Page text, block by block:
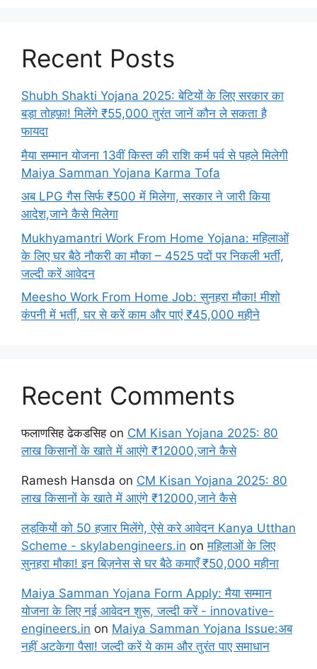
Recent Posts
Shubh Shakti Yojana 2025: बेटियों के लिए सरकार का
बड़ा तोहफ़ा! मिलेंगे ₹55,000 तुरंत जानें कौन ले सकता है
फायदा
मैया सम्मान योजना 13वीं किस्त की राशि कर्म पर्व से पहले मिलेगी
Maiya Samman Yojana Karma Tofa
अब LPG गैस सिर्फ ₹500 में मिलेगा, सरकार ने जारी किया
आदेश,जाने कैसे मिलेगा
Mukhyamantri Work From Home Yojana: महिलाओं
के लिए घर बैठे नौकरी का मौका – 4525 पदों पर निकली भर्ती,
जल्दी करें आवेदन
Meesho Work From Home Job: सुनहरा मौका! मीशो
कंपनी में भर्ती, घर से करें काम और पाएं ₹45,000 महीने
Recent Comments
फलाणसिह ढेकडसिहon CM Kisan Yojana 2025: 80
लाख किसानों के खाते में आएंगे ₹12000,जाने कैसे
Ramesh Hansda on CM Kisan Yojana 2025: 80
लाख किसानों के खाते में आएंगे ₹12000,जाने कैसे
लड़कियों को 50 हजार मिलेंगे, ऐसे करे आवेदन Kanya Utthan
Scheme - skylabengineers.in onमहिलाओं के लिए
सुनहरा मौका! इन बिज़नेस से घर बैठे कमाएँ ₹50,000 महीना
Maiya Samman Yojana Form Apply: मैया सम्मान
योजना के लिए नई आवेदन शुरू, जल्दी करें - innovative-
engineers.in on Maiya Samman Yojana Issue:अब
नहीं अटकेगा पैसा! जल्दी करें ये काम और तुरंत पाए समाधान